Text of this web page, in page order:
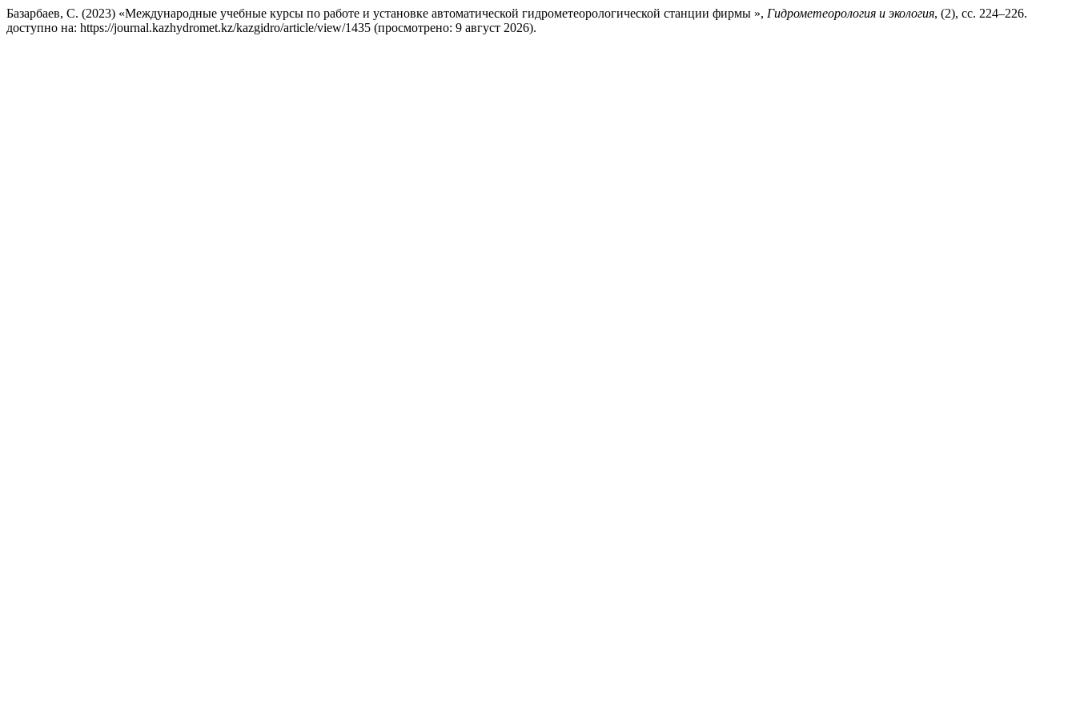
Базарбаев, С. (2023) «Международные учебные курсы по работе и установке автоматической гидрометеорологической станции фирмы », Гидрометеорология и экология, (2), сс. 224–226.
доступно на: https://journal.kazhydromet.kz/kazgidro/article/view/1435 (просмотрено: 9 август 2026).